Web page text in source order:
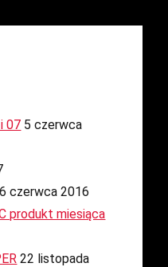
07 5 czerwca
czerwca 2016
produkt miesiąca
22 listopada